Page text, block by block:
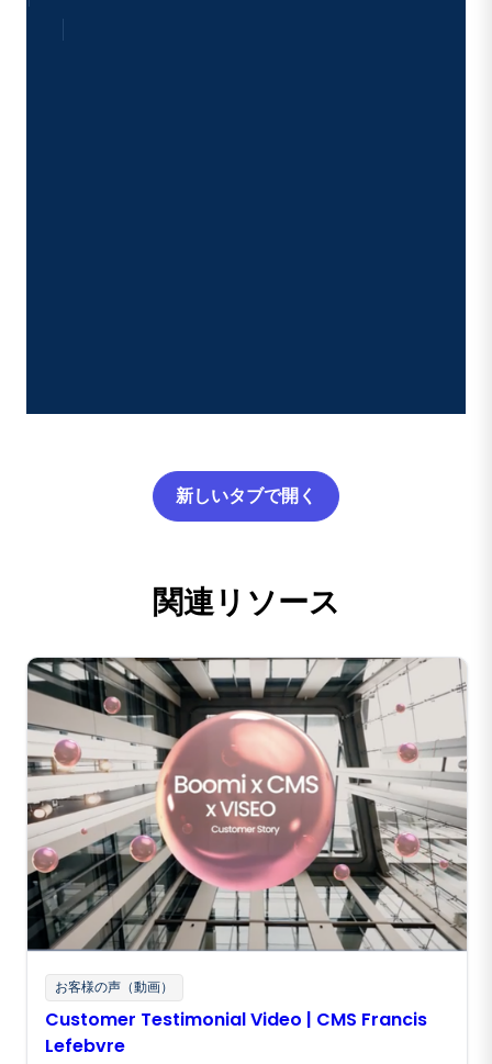
新しいタブで開く
関連リソース
お客様の声（動画）
Customer Testimonial Video | CMS Francis
Lefebvre